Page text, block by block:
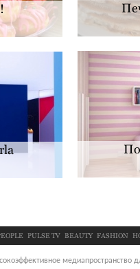
PULSE TV BEAUTY FASHION
медиапространство